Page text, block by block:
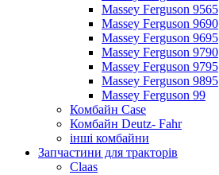
Massey Ferguson 9565
Massey Ferguson 9690
Massey Ferguson 9695
Massey Ferguson 9790
Massey Ferguson 9795
Massey Ferguson 9895
Massey Ferguson 99
Комбайн Case
Комбайн Deutz- Fahr
інші комбайни
Запчастини для тракторів
Claas